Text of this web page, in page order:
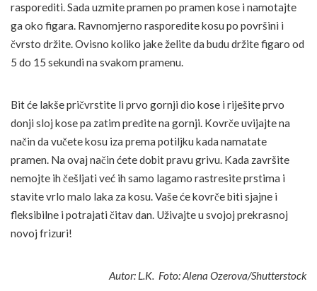
rasporediti. Sada uzmite pramen po pramen kose i namotajte
ga oko figara. Ravnomjerno rasporedite kosu po površini i
čvrsto držite. Ovisno koliko jake želite da budu držite figaro od
5 do 15 sekundi na svakom pramenu.
Bit će lakše pričvrstite li prvo gornji dio kose i riješite prvo
donji sloj kose pa zatim pređite na gornji. Kovrče uvijajte na
način da vučete kosu iza prema potiljku kada namatate
pramen. Na ovaj način ćete dobit pravu grivu. Kada završite
nemojte ih češljati već ih samo lagamo rastresite prstima i
stavite vrlo malo laka za kosu. Vaše će kovrče biti sjajne i
fleksibilne i potrajati čitav dan. Uživajte u svojoj prekrasnoj
novoj frizuri!
Autor: L.K. Foto: Alena Ozerova/Shutterstock